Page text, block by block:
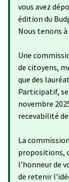
vous avez
édition du
Nous tenons
Une
de citoyens,
que des
Participatif,
novembre
recevabilité
La
propositions,
l’honneur de
de retenir